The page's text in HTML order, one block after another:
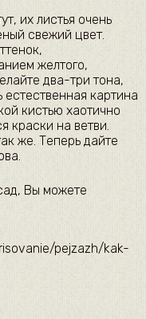
их листья очень
свежий цвет.
желтого,
два-три тона,
естественная картина
кистью хаотично
краски на ветви.
же. Теперь дайте
Вы можете
pejzazh/kak-